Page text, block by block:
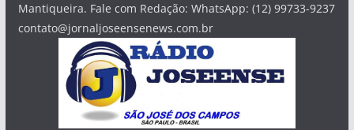
Mantiqueira. Fale com Redação: WhatsApp: (12) 99733-9237
contato@jornaljoseensenews.com.br